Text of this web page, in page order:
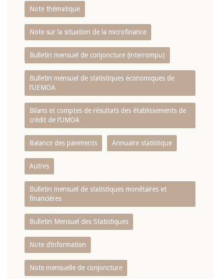
Note thématique
Note sur la situation de la microfinance
Bulletin mensuel de conjoncture (interrompu)
Bulletin mensuel de statistiques économiques de
l‘UEMOA
Bilans et comptes de résultats des établissements de
crédit de l‘UMOA
Balance des paiements Annuaire statistique
Autres
Bulletin mensuel de statistiques monétaires et
financières
Bulletin Mensuel des Statistiques
Note d’information
Note mensuelle de conjoncture